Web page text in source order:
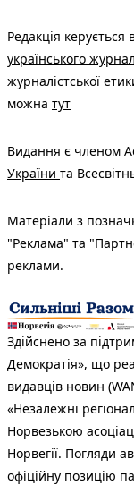
Редакція керується
українського
журналістської
можна тут
Видання є членом
України та
Матеріали з
"Реклама" та
реклами.
Здійснено за
Демократія», що
видавців новин
«Незалежні
Норвезькою
Норвегії. Погляди
офіційну позицію